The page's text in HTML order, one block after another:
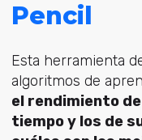
Pencil
Esta herramienta
algoritmos de
el rendimiento
tiempo y los de